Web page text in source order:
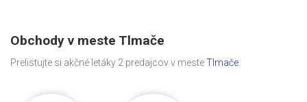
Obchody v meste Tlmače
Prelistujte si akčné letáky 2 predajcov v mesteTlmače.